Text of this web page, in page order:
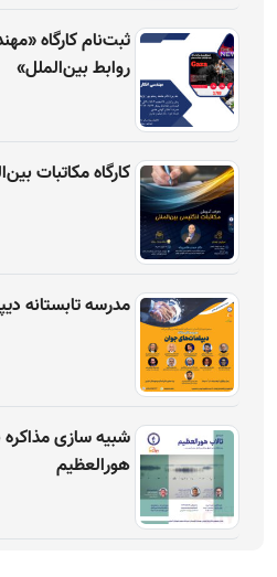
ثبت‌نام کارگاه
روابط بین‌الملل»
کارگاه مکاتبات
مدرسه تابستانه
شبیه سازی مذاکره
هورالعظیم